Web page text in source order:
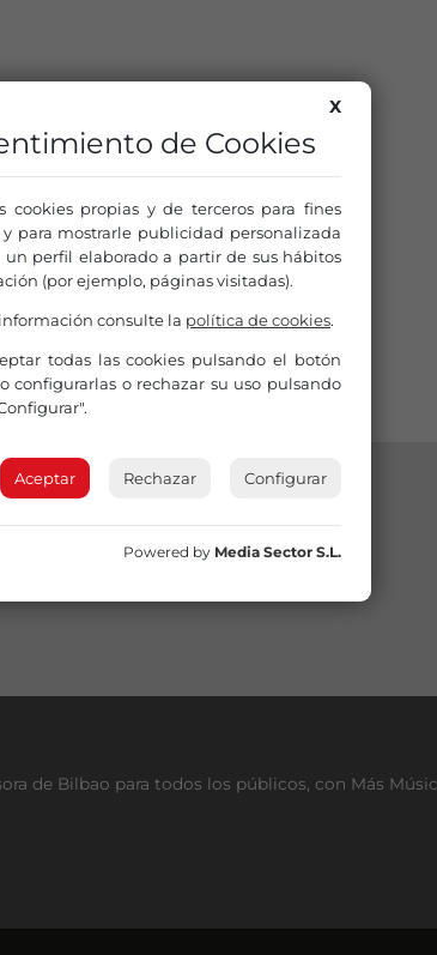
de Bilbao para todos los públicos, con Más
X
de Cookies
cookies propias y de terceros para fines
para mostrarle publicidad personalizada
un perfil elaborado a partir de sus hábitos
(por ejemplo, páginas visitadas).
consulte la política de cookies.
todas las cookies pulsando el botón
configurarlas o rechazar su uso pulsando
Aceptar Rechazar Configurar
Powered by Media Sector S.L.